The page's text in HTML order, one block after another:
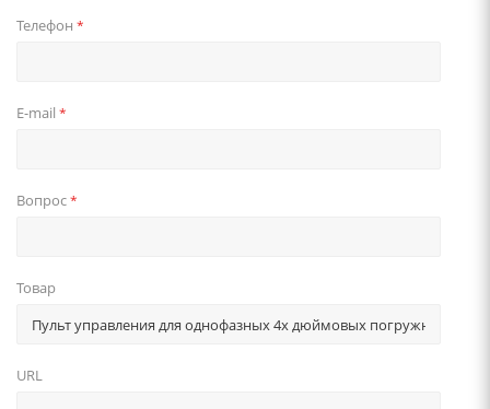
Телефон *
E-mail *
Вопрос*
Товар
URL